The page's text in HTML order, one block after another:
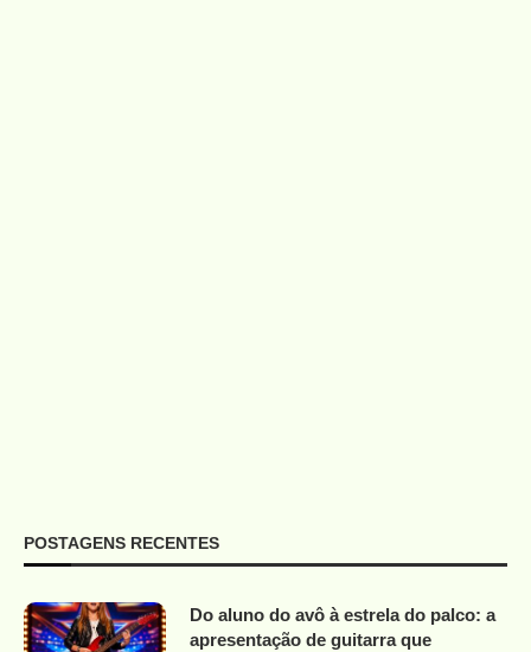
POSTAGENS RECENTES
Do aluno do avô à estrela do palco: a
apresentação de guitarra que